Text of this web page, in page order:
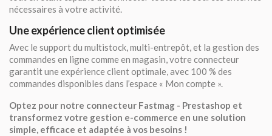
nécessaires à votre activité.
Une expérience client optimisée
Avec le support du multistock, multi-entrepôt, et la gestion des
commandes en ligne comme en magasin, votre connecteur
garantit une expérience client optimale, avec 100 % des
commandes disponibles dans l’espace « Mon compte ».
Optez pour notre connecteur Fastmag - Prestashop et
transformez votre gestion e-commerce en une solution
simple, efficace et adaptée à vos besoins !